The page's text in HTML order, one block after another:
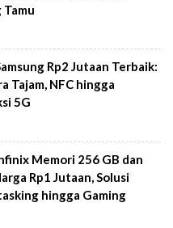
Tamu
Rp2 Jutaan Terbaik:
Tajam, NFC hingga
5G
Memori 256 GB dan
Rp1 Jutaan, Solusi
hingga Gaming